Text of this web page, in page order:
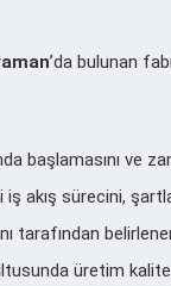
’da bulunan
başlamasını ve
iş akış sürecini,
tarafından
üretim